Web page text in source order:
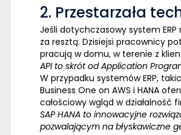
2. Przestarzała
Jeśli dotychczasowy system ERP
za resztą. Dzisiejsi pracownicy
pracują w domu, w terenie z
APIto skrót od Application
W przypadku systemówERP,
Business One on AWS i HANA
całościowy wgląd w działalność
SAP HANA to innowacyjne
pozwalającym na błyskawiczne